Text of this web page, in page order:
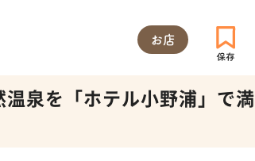
お店
泉を「ホテル小野浦」で満